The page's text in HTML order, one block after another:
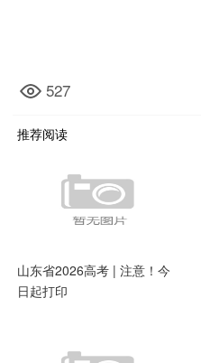
527
推荐阅读
山东省2026高考 | 注意！今
日起打印